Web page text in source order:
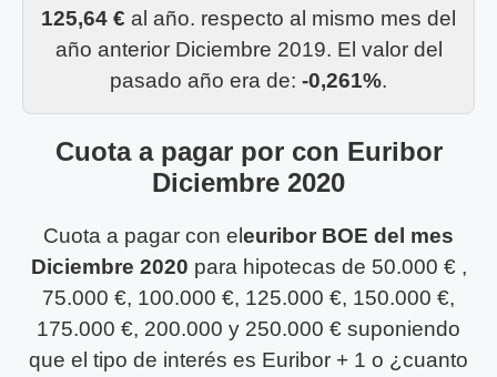
125,64 € al año. respecto al mismo mes del
año anterior Diciembre 2019. El valor del
pasado año era de: -0,261%.
Cuota a pagar por con Euribor
Diciembre 2020
Cuota a pagar con eleuribor BOE del mes
Diciembre 2020 para hipotecas de 50.000 € ,
75.000 €, 100.000 €, 125.000 €, 150.000 €,
175.000 €, 200.000 y 250.000 € suponiendo
que el tipo de interés es Euribor + 1 o ¿cuanto